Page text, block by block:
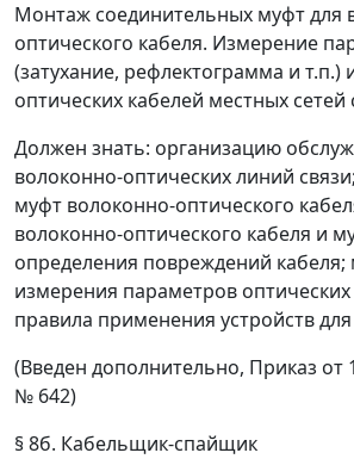
Монтаж соединительных муфт для
оптического кабеля. Измерение
(затухание, рефлектограмма и т.п.)
оптических кабелей местных сетей
Должен знать: организацию
волоконно-оптических линий
муфт волоконно-оптического
волоконно-оптического кабеля и
определения повреждений кабеля;
измерения параметров оптических
правила применения устройств
(Введен дополнительно, Приказ от
№ 642)
§ 8б. Кабельщик-спайщик